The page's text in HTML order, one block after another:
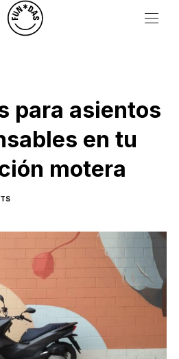
para asientos
en tu
motera